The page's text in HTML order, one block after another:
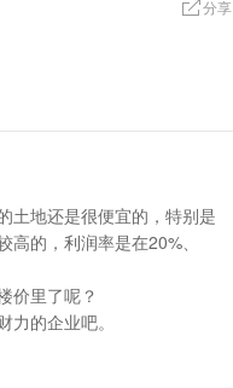
分享
土地还是很便宜的，特别是
的，利润率是在20%、
价里了呢？
的企业吧。